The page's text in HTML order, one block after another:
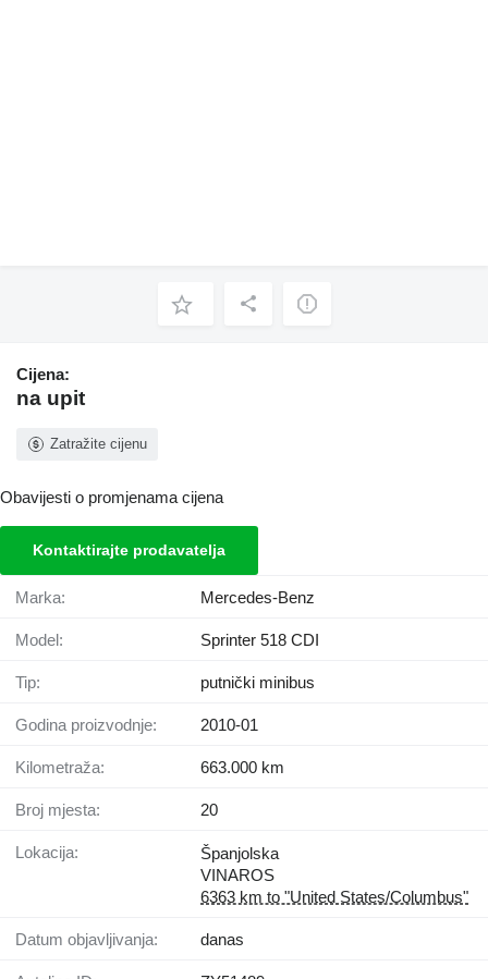
Cijena:
na upit
Zatražite cijenu
Obavijesti o promjenama cijena
Kontaktirajte prodavatelja
Marka: Mercedes-Benz
Model: Sprinter 518 CDI
Tip: putnički minibus
Godina proizvodnje: 2010-01
Kilometraža: 663.000 km
Broj mjesta: 20
Lokacija:
Španjolska
VINAROS
6363 km to "United States/Columbus"
Datum objavljivanja: danas